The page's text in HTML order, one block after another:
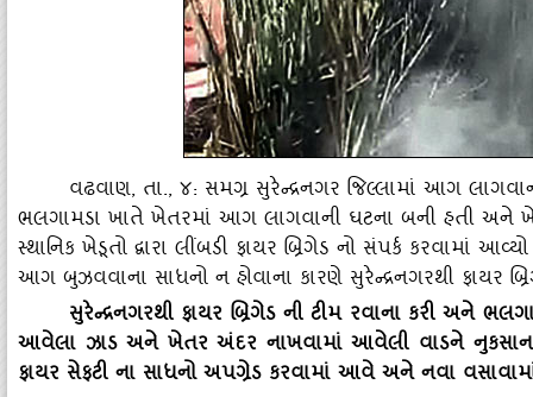
વઢવાણ, તા., ૪: સમગ્ર સુરેન્‍દ્રનગર જિલ્લામાં આગ
ભલગામડા ખાતે ખેતરમાં આગ લાગવાની ઘટના બની હતી અને
સ્‍થાનિક ખેડૂતો દ્વારા લીંબડી ફાયર બ્રિગેડ નો સંપર્ક કરવામાં
આગ બુઝવવાના સાધનો ન હોવાના કારણે સુરેન્‍દ્રનગરથી ફાયર
સુરેન્‍દ્રનગરથી ફાયર બ્રિગેડ ની ટીમ રવાના કરી અને
આવેલા ઝાડ અને ખેતર અંદર નાખવામાં આવેલી વાડને નુકસાન
ફાયર સેફટી ના સાધનો અપગ્રેડ કરવામાં આવે અને નવા